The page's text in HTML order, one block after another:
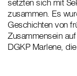
setzten sich mit
zusammen. Es
Geschichten von
Zusammensein
DGKP Marlene,